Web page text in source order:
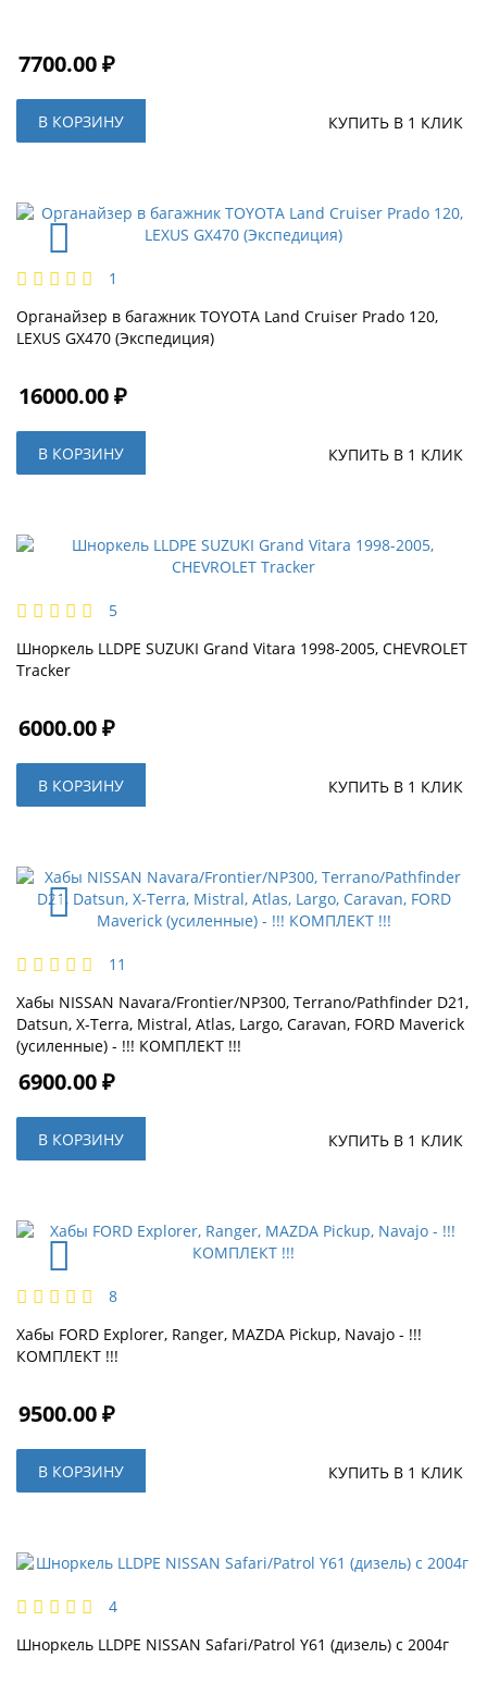
7700.00 ₽
В КОРЗИНУ КУПИТЬ В 1 КЛИК
1
Органайзер в багажник TOYOTA Land Cruiser Prado 120,
LEXUS GX470 (Экспедиция)
16000.00 ₽
В КОРЗИНУ КУПИТЬ В 1 КЛИК
5
Шноркель LLDPE SUZUKI Grand Vitara 1998-2005, CHEVROLET
Tracker
6000.00 ₽
В КОРЗИНУ КУПИТЬ В 1 КЛИК
11
Хабы NISSAN Navara/Frontier/NP300, Terrano/Pathfinder D21,
Datsun, X-Terra, Mistral, Atlas, Largo, Caravan, FORD Maverick
(усиленные) - !!! КОМПЛЕКТ !!!
6900.00 ₽
В КОРЗИНУ КУПИТЬ В 1 КЛИК
8
Хабы FORD Explorer, Ranger, MAZDA Pickup, Navajo - !!!
КОМПЛЕКТ !!!
9500.00 ₽
В КОРЗИНУ КУПИТЬ В 1 КЛИК
4
Шноркель LLDPE NISSAN Safari/Patrol Y61 (дизель) с 2004г